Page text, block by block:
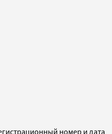
номер и дата